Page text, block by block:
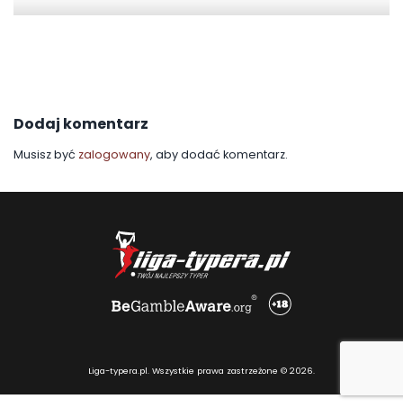
Dodaj komentarz
Musisz być zalogowany, aby dodać komentarz.
Liga-typera.pl. Wszystkie prawa zastrzeżone © 2026.